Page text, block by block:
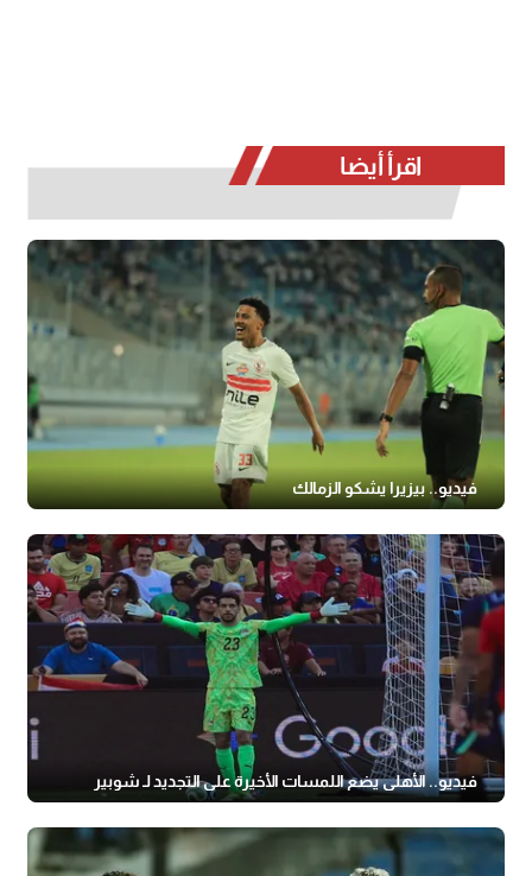
اقرأ أيضا
فيديو.. بيزيرا يشكو الزمالك
فيديو.. الأهلي يضع اللمسات الأخيرة على التجديد لـ شوبير